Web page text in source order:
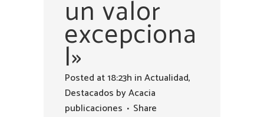
un valor
excepciona
l»
Posted at 18:23h inActualidad,
Destacados byAcacia
publicaciones
Share